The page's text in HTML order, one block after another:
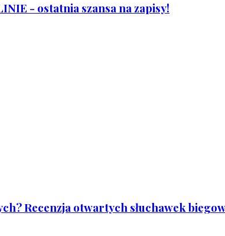
- ostatnia szansa na zapisy!
Recenzja otwartych słuchawek